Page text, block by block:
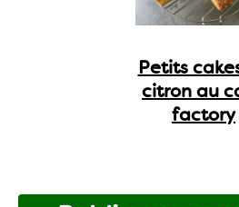
Petits
citron au
factory